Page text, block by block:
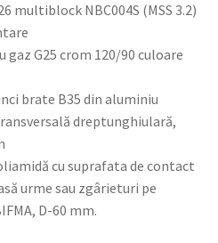
multiblock NBC004S (MSS 3.2)
gaz G25 crom 120/90 culoare
brate B35 din aluminiu
dreptunghiulară,
cu suprafata de contact
urme sau zgârieturi pe
D-60 mm.